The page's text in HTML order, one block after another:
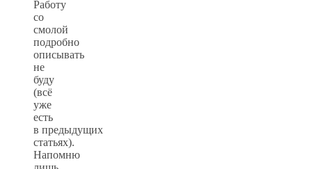
Работу
со
смолой
подробно
описывать
не
буду
(всё
уже
есть
в предыдущих
статьях).
Напомню